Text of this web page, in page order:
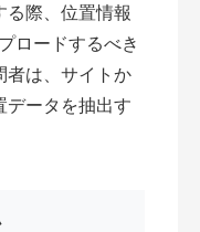
際、位置情報
ロードするべき
者は、サイトか
データを抽出す